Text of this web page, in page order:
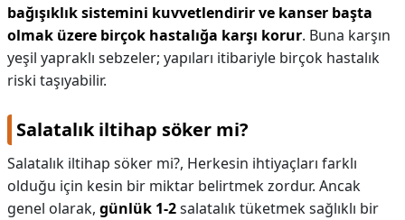
bağışıklık sistemini kuvvetlendirir ve kanser başta
olmak üzere birçok hastalığa karşı korur. Buna karşın
yeşil yapraklı sebzeler; yapıları itibariyle birçok hastalık
riski taşıyabilir.
Salatalık iltihap söker mi?
Salatalık iltihap söker mi?, Herkesin ihtiyaçları farklı
olduğu için kesin bir miktar belirtmek zordur. Ancak
genel olarak, günlük 1-2salatalık tüketmek sağlıklı bir